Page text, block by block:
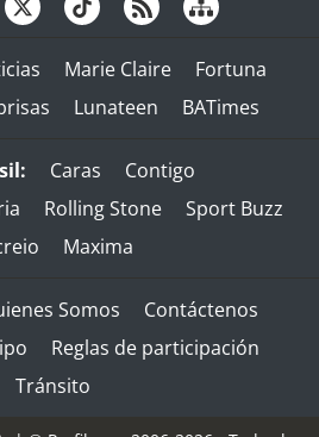
Marie Claire
Fortuna
Lunateen BATimes
Caras
Contigo
Rolling Stone
Sport Buzz
Maxima
Somos
Contáctenos
Reglas de participación
Tránsito